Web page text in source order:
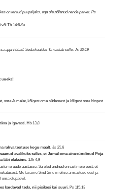
on tehtud puupaljaks, ega ole põlanud nende palvet. Ps
või Tb 14:6-9a
appi hüüad. Seda kuuldes Ta vastab sulle. Js 30:19
uueks!
oma Jumalat, kõigest oma südamest ja kõigest oma hingest
ja igavesti. Hb 13,8
rahva teotuse kogu maalt.Js 25,8
avalikuks selles, et Jumal oma ainusündinud Poja
läbi elaksime.1Jh 4,9
uude aastasse. Sa oled andnud ennast meie eest, et
Me täname Sind Sinu imelise armastuse eest ja
oma elupäevil.
kardavad teda, nii pisikesi kui suuri.Ps 115,13